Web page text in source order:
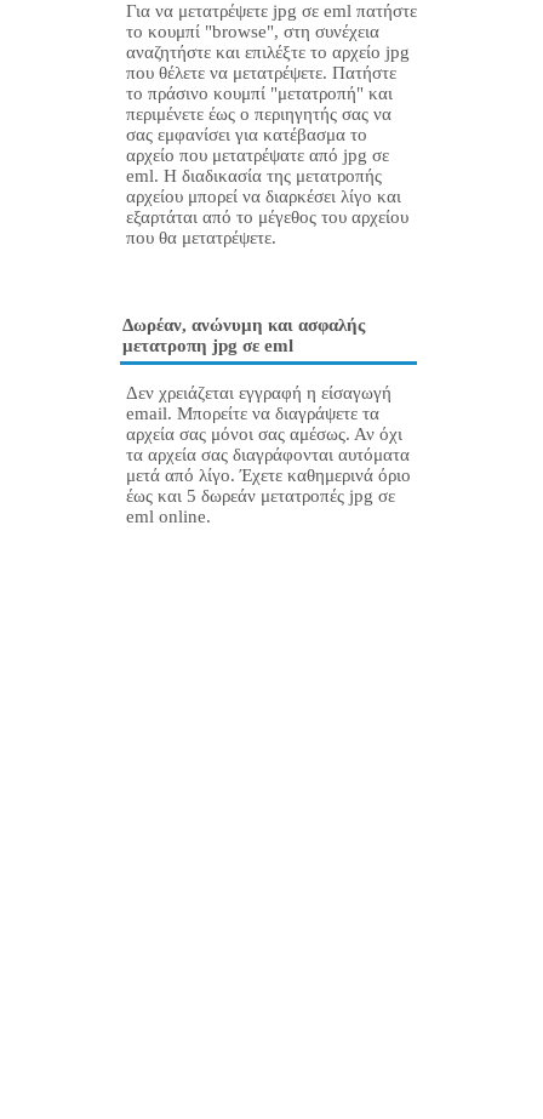
Για να μετατρέψετε jpg σε eml πατήστε
το κουμπί "browse", στη συνέχεια
αναζητήστε και επιλέξτε το αρχείο jpg
που θέλετε να μετατρέψετε. Πατήστε
το πράσινο κουμπί "μετατροπή" και
περιμένετε έως ο περιηγητής σας να
σας εμφανίσει για κατέβασμα το
αρχείο που μετατρέψατε από jpg σε
eml. Η διαδικασία της μετατροπής
αρχείου μπορεί να διαρκέσει λίγο και
εξαρτάται από το μέγεθος του αρχείου
που θα μετατρέψετε.
Δωρέαν, ανώνυμη και ασφαλής
μετατροπη jpg σε eml
Δεν χρειάζεται εγγραφή η είσαγωγή
email. Μπορείτε να διαγράψετε τα
αρχεία σας μόνοι σας αμέσως. Αν όχι
τα αρχεία σας διαγράφονται αυτόματα
μετά από λίγο. Έχετε καθημερινά όριο
έως και 5 δωρεάν μετατροπές jpg σε
eml online.